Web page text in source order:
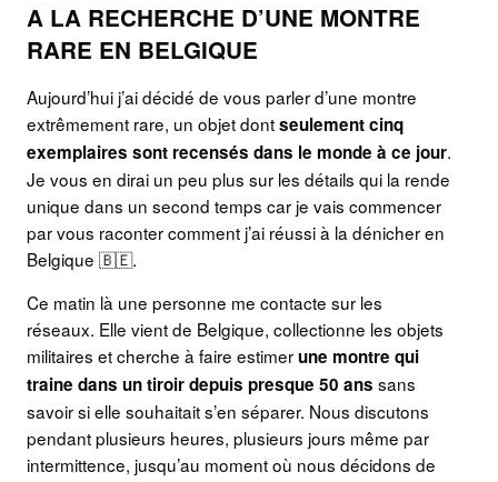
A LA RECHERCHE D’UNE MONTRE
RARE EN BELGIQUE
Aujourd’hui j’ai décidé de vous parler d’une montre
extrêmement rare, un objet dontseulement cinq
exemplaires sont recensés dans le monde à ce jour.
Je vous en dirai un peu plus sur les détails qui la rende
unique dans un second temps car je vais commencer
par vous raconter comment j’ai réussi à la dénicher en
Belgique 🇧🇪.
Ce matin là une personne me contacte sur les
réseaux. Elle vient de Belgique, collectionne les objets
militaires et cherche à faire estimerune montre qui
traine dans un tiroir depuis presque 50 ans sans
savoir si elle souhaitait s’en séparer. Nous discutons
pendant plusieurs heures, plusieurs jours même par
intermittence, jusqu’au moment où nous décidons de